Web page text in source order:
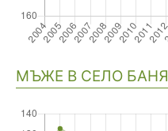
МЪЖЕ В СЕЛО БАНЯ